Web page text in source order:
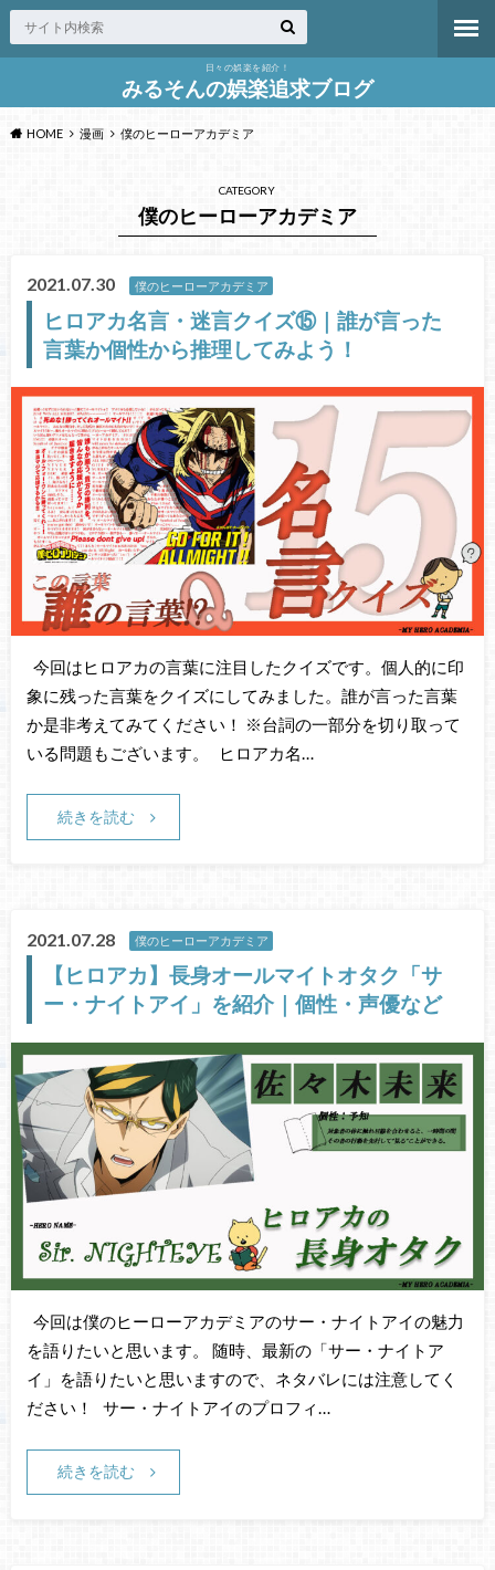
日々の娯楽を紹介！
みるそんの娯楽追求ブログ
HOME 漫画 僕のヒーローアカデミア
CATEGORY
僕のヒーローアカデミア
2021.07.30 僕のヒーローアカデミア
ヒロアカ名言・迷言クイズ⑮｜誰が言った
言葉か個性から推理してみよう！
今回はヒロアカの言葉に注目したクイズです。個人的に印
象に残った言葉をクイズにしてみました。誰が言った言葉
か是非考えてみてください！ ※台詞の一部分を切り取って
いる問題もございます。 ヒロアカ名…
続きを読む
2021.07.28 僕のヒーローアカデミア
【ヒロアカ】長身オールマイトオタク「サ
ー・ナイトアイ」を紹介｜個性・声優など
今回は僕のヒーローアカデミアのサー・ナイトアイの魅力
を語りたいと思います。 随時、最新の「サー・ナイトア
イ」を語りたいと思いますので、ネタバレには注意してく
ださい！ サー・ナイトアイのプロフィ…
続きを読む